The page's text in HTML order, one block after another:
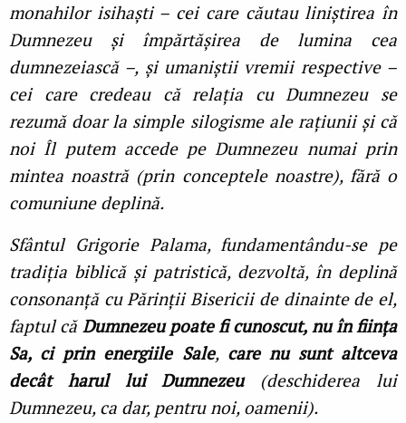
monahilor isihaști – cei care căutau liniștirea în
Dumnezeu și împărtășirea de lumina cea
dumnezeiască –, și umaniștii vremii respective –
cei care credeau că relaţia cu Dumnezeu se
rezumă doar la simple silogisme ale raţiunii și că
noi Îl putem accede pe Dumnezeu numai prin
mintea noastră (prin conceptele noastre), fără o
comuniune deplină.
Sfântul Grigorie Palama, fundamentându-se pe
tradiţia biblică și patristică, dezvoltă, în deplină
consonanţă cu Părinţii Bisericii de dinainte de el,
faptul că Dumnezeu poate fi cunoscut, nu în fiinţa
Sa, ci prin energiile Sale, care nu sunt altceva
decât harul lui Dumnezeu(deschiderea lui
Dumnezeu, ca dar, pentru noi, oamenii).